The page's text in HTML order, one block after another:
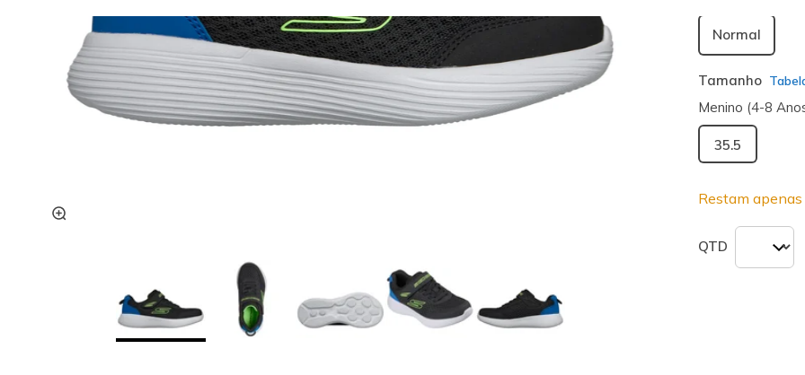
Normal
Tamanho
Menino (4-8
35.5
Restam
QTD